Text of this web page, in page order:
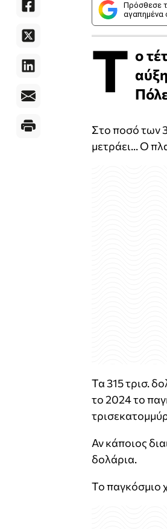
Πρόσθεσε
αγαπημένα
Τ ο
Στο ποσό των
μετράει... Ο
Τα 315 τρισ.
το 2024 το
Αν κάποιος
δολάρια.
Το παγκόσμιο